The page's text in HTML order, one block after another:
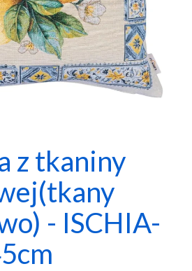
z tkaniny
- ISCHIA-